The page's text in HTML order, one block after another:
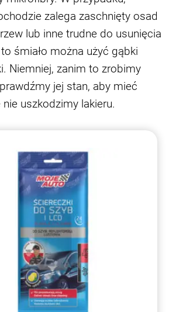
zalega zaschnięty osad
lub inne trudne do usunięcia
śmiało można użyć gąbki
Niemniej, zanim to zrobimy
jej stan, aby mieć
uszkodzimy lakieru.